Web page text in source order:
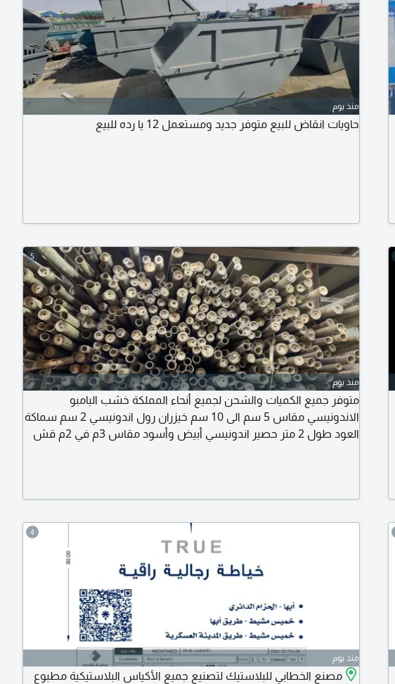
منذ يوم
حاويات انقاض للبيع متوفر جديد ومستعمل 12 يا رده للبيع
5
منذ يوم
متوفر جميع الكميات والشحن لجميع أنحاء المملكة خشب البامبو
الاندونيسي مقاس 5 سم الى 10 سم خيزران رول اندونيسي 2 سم سماكة
العود طول 2 متر حصير اندونيسي أبيض وأسود مقاس 3م في 2م قش
4
منذ يوم
مصنع الخطابي للبلاستيك لتصنيع جميع الأكياس البلاستيكية مطبوع